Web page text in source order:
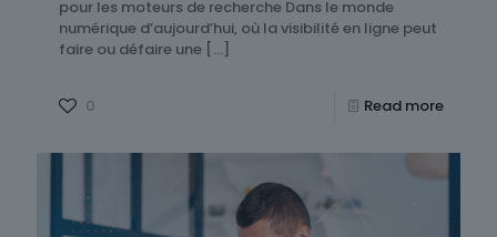
pour les moteurs de recherche Dans le monde
numérique d’aujourd’hui, où la visibilité en ligne peut
faire ou défaire une […]
0 Read more